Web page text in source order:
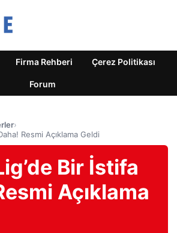
Firma Rehberi Çerez Politikası
Forum
›
Resmi Açıklama Geldi
Bir İstifa
Açıklama